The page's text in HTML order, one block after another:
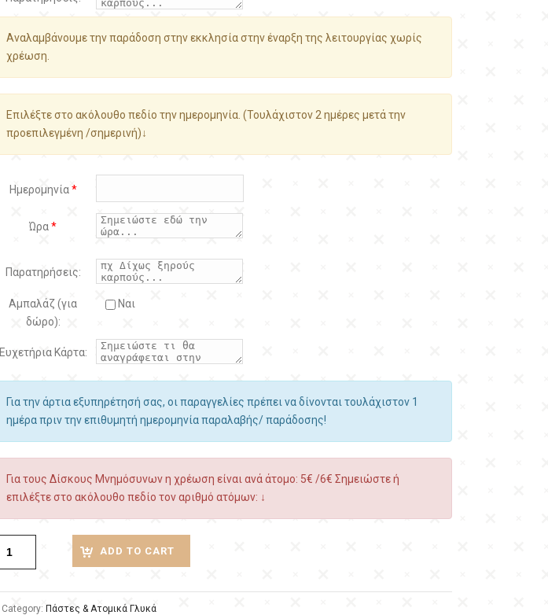
Αναλαμβάνουμε την παράδοση στην εκκλησία στην έναρξη της λειτουργίας χωρίς
χρέωση.
Επιλέξτε στο ακόλουθο πεδίο την ημερομηνία. (Τουλάχιστον 2 ημέρες μετά την
προεπιλεγμένη /σημερινή)↓
Ημερομηνία*
Ώρα*
Παρατηρήσεις:
Αμπαλάζ (για
δώρο):
Ναι
Ευχετήρια Κάρτα:
Για την άρτια εξυπηρέτησή σας, οι παραγγελίες πρέπει να δίνονται τουλάχιστον 1
ημέρα πριν την επιθυμητή ημερομηνία παραλαβής/ παράδοσης!
Για τους Δίσκους Μνημόσυνων η χρέωση είναι ανά άτομο: 5€ /6€ Σημειώστε ή
επιλέξτε στο ακόλουθο πεδίο τον αριθμό ατόμων: ↓
ADD TO CART
Category: Πάστες & Ατομικά Γλυκά